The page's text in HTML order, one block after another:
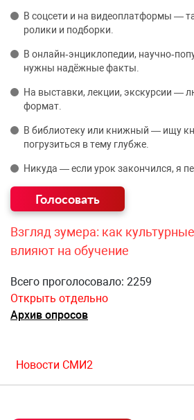
В соцсети и на видеоплатформы —
ролики и подборки.
В онлайн‑энциклопедии,
нужны надёжные факты.
На выставки, лекции, экскурсии —
формат.
В библиотеку или книжный — ищу
погрузиться в тему глубже.
Никуда — если урок закончился, я
Взгляд зумера: как
влияют на обучение
Всего проголосовало: 2259
Открыть отдельно
Архив опросов
Новости СМИ2